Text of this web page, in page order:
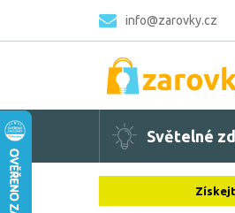
info@zarovky.cz
Světelné